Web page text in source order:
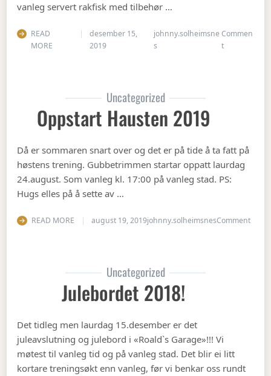
vanleg servert rakfisk med tilbehør …
READ
MORE
desember 15,
2019
johnny.solheimsne
s
Commen
ton
Uncategorized
Oppstart Hausten 2019
Då er sommaren snart over og det er på tide å ta fatt på
høstens trening. Gubbetrimmen startar oppatt laurdag
24.august. Som vanleg kl. 17:00 på vanleg stad. PS:
Hugs elles på å sette av …
READ MORE august 19, 2019johnny.solheimsnesCommenton
Uncategorized
Julebordet 2018!
Det tidleg men laurdag 15.desember er det
juleavslutning og julebord i «Roald`s Garage»!!! Vi
møtest til vanleg tid og på vanleg stad. Det blir ei litt
kortare treningsøkt enn vanleg, før vi benkar oss rundt